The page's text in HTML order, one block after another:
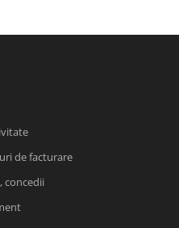
de facturare
concedii